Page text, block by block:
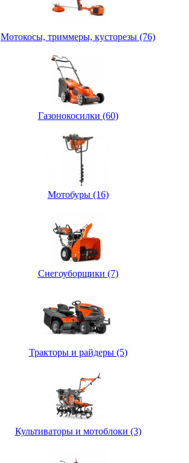
Мотокосы, триммеры, кусторезы (76)
Газонокосилки (60)
Мотобуры (16)
Снегоуборщики (7)
Тракторы и райдеры (5)
Культиваторы и мотоблоки (3)